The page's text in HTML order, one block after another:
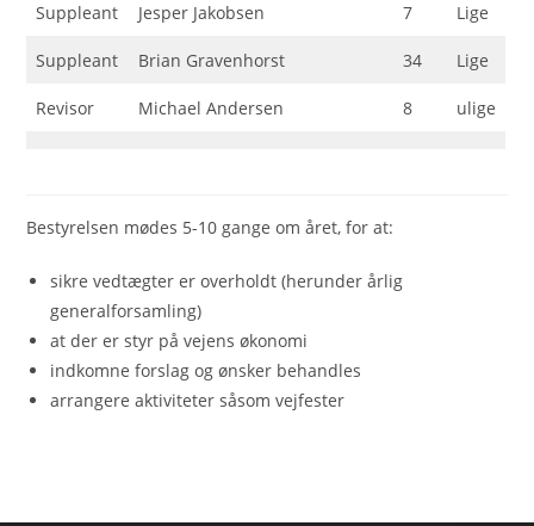
Suppleant Jesper Jakobsen 7 Lige
Suppleant Brian Gravenhorst 34 Lige
Revisor Michael Andersen 8 ulige
Bestyrelsen mødes 5-10 gange om året, for at:
sikre vedtægter er overholdt (herunder årlig
generalforsamling)
at der er styr på vejens økonomi
indkomne forslag og ønsker behandles
arrangere aktiviteter såsom vejfester